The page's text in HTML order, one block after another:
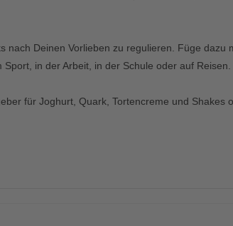
Deinen Vorlieben zu regulieren. Füge dazu
in der Arbeit, in der Schule oder auf
für Joghurt, Quark, Tortencreme und Shakes